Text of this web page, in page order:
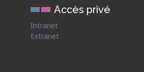
Accès privé
Intranet
Extranet